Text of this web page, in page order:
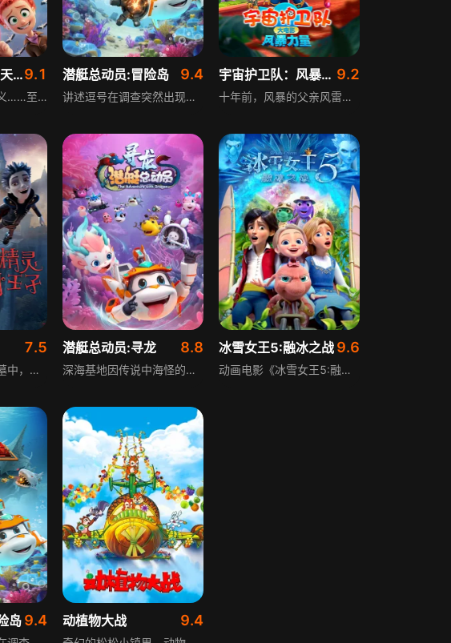
逗鸟外传:萌宝满天飞9.1
鹳鸟送子，天经地义……至少以前是这样。现在，他们负责给角落商店送货。朱尼尔，是公司里的最佳快递员，即将升职的他在某天值勤时，遇到了宝宝制造厂被意外启动的事件。结果， 一个人见人爱，完全未经授权的宝宝就这样出现了。 为了不让老板发现这次意外事故，朱尼尔和他的朋友、鹳鸟山上唯一的人类小郁，迫不及待地想把宝宝送走，于是匆匆踏上了他们首次快递宝宝的疯狂惊险之旅。不止一个家庭因此享受到天伦之乐，更重要的是，这次任务的胜利完成将让全球的鹳鸟卷土重来，再续送子的光荣使命。
潜艇总动员:冒险岛 9.4
讲述逗号在调查突然出现的史前文明高能晶体时，意外唤醒被封印的巨型海怪，海怪开始吸取地球所有能量，地球危在旦夕，危急关头潜艇探险队在史前文明守护金刚的帮助下，再次封印海怪，成功保护地球安宁的动画冒险故事，充满奇幻色彩与正能量。
宇宙护卫队：风暴力量 9.2
十年前，风暴的父亲风雷在与入侵地球的狂岚博士战斗中被抓走，家乡蓝虎村也一同消失。如今风暴成为宇宙护卫队队长，偶然得知父亲与狂岚博士被困在平行宇宙的异时空。风暴和伙伴们制造时空缝隙抵达异时空，找到消失的蓝虎族，救出被囚禁且失忆的父亲，却在返回地球时让狂岚博士一同归来，后者率领火恐龙兽军团再次企图占领地球，危难时刻，风暴唤醒父亲，父子合力带领护卫队成员战胜敌人，守护了地球安全。
7.5
森林深处的远古陵墓中，精灵家族正筹备盛大生日派对，13岁的小寿星鲁道夫不听父母劝告，引来邪恶的精灵猎人，让族人陷入猎人的包围。逃亡中鲁道夫与家人走散，闯进人类男孩托尼寄宿的城堡，托尼不仅不惧怕精灵，还对鲁道夫十分友好，愿意帮他对抗猎人。起初鲁道夫家人不信任托尼，直到托尼危急时刻救下精灵一家，才赢得信任。猎人气急败坏拿出终极武器，托尼和鲁道夫联手化解危机，最终彻底打败猎人，精灵与人类跨越种族隔阂成为好友。
潜艇总动员:寻龙 8.8
深海基地因传说中海怪的袭扰，启动了抓捕海怪的计划。潜艇成员逗号意外发现，所谓的海怪其实只是一只外形特殊、性格温顺的可爱小龙。为了化解基地与小龙之间的误会，也为了帮助小龙找到亲人，逗号和小伙伴们展开了一系列努力，最终成功消除误解，让小龙与失散已久的龙妈妈顺利重聚。
冰雪女王5:融冰之战 9.6
动画电影《冰雪女王5:融冰之战》讲述凯和格尔达生活在安静舒适的小镇，突然强大的冰怪物降临，冻结了所有居民，冰雪公主伊拉挺身而出，和伙伴们一起对抗冰怪物，最终成功再次封印冰怪物，让小镇居民从冰冷束缚中解放的奇幻冒险故事。
岛 9.4 动植物大战 9.4